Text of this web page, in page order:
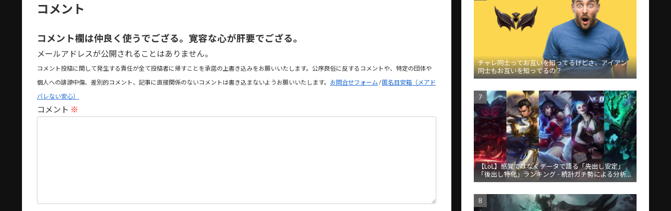
コメント
コメント欄は仲良く使うでござる。寛容な心が肝要でござる。
メールアドレスが公開されることはありません。
コメント投稿に関して発生する責任が全て投稿者に帰すことを承諾の上書き込みをお願いいたします。公序良俗に反するコメントや、特定の団体や
個人への誹謗中傷、差別的コメント、記事に直接関係のないコメントは書き込まないようお願いいたします。 お問合せフォーム /匿名目安箱（メアド
バレない安心）
コメント ※
チャレ同士ってお互いを知ってるけどさ、アイアン
同士もお互いを知ってるの？
【LoL】感覚ではなくデータで語る「先出し安定」
「後出し特化」ランキング - 統計ガチ勢による分析が
話題